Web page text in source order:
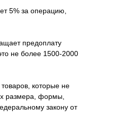
5% за операцию,
предоплату
не более 1500-2000
которые не
размера, формы,
закону от